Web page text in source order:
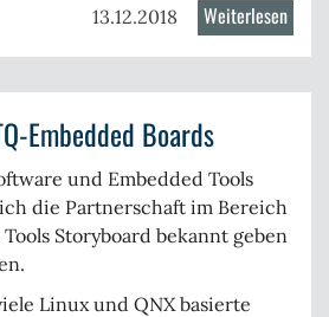
13.12.2018 Weiterlesen
für
Embedded Boards
und Embedded Tools
die Partnerschaft im Bereich
Storyboard bekannt geben
Linux und QNX basierte